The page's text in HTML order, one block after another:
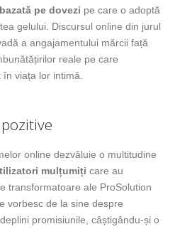
pe dovezi pe care o adoptă
gelului. Discursul online din jurul
a angajamentului mărcii față
reale pe care
viața lor intimă.
online dezvăluie o multitudine
mulțumiți care au
transformatoare ale ProSolution
vorbesc de la sine despre
promisiunile, câștigându-și o